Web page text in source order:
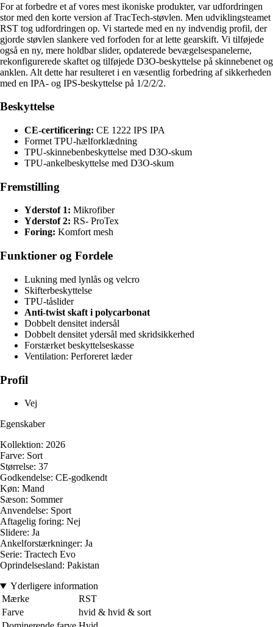
For at forbedre et af vores mest ikoniske produkter, var udfordringen
stor med den korte version af TracTech-støvlen. Men udviklingsteamet
RST tog udfordringen op. Vi startede med en ny indvendig profil, der
gjorde støvlen slankere ved forfoden for at lette gearskift. Vi tilføjede
også en ny, mere holdbar slider, opdaterede bevægelsespanelerne,
rekonfigurerede skaftet og tilføjede D3O-beskyttelse på skinnebenet og
anklen. Alt dette har resulteret i en væsentlig forbedring af sikkerheden
med en IPA- og IPS-beskyttelse på 1/2/2/2.
Beskyttelse
CE-certificering: CE 1222 IPS IPA
Formet TPU-hælforklædning
TPU-skinnebenbeskyttelse med D3O-skum
TPU-ankelbeskyttelse med D3O-skum
Fremstilling
Yderstof 1: Mikrofiber
Yderstof 2: RS- ProTex
Foring: Komfort mesh
Funktioner og Fordele
Lukning med lynlås og velcro
Skifterbeskyttelse
TPU-tåslider
Anti-twist skaft i polycarbonat
Dobbelt densitet indersål
Dobbelt densitet ydersål med skridsikkerhed
Forstærket beskyttelseskasse
Ventilation: Perforeret læder
Profil
Vej
Egenskaber
Kollektion: 2026
Farve: Sort
Størrelse: 37
Godkendelse: CE-godkendt
Køn: Mand
Sæson: Sommer
Anvendelse: Sport
Aftagelig foring: Nej
Slidere: Ja
Ankelforstærkninger: Ja
Serie: Tractech Evo
Oprindelsesland: Pakistan
Yderligere information
Mærke
RST
Farve
hvid & hvid & sort